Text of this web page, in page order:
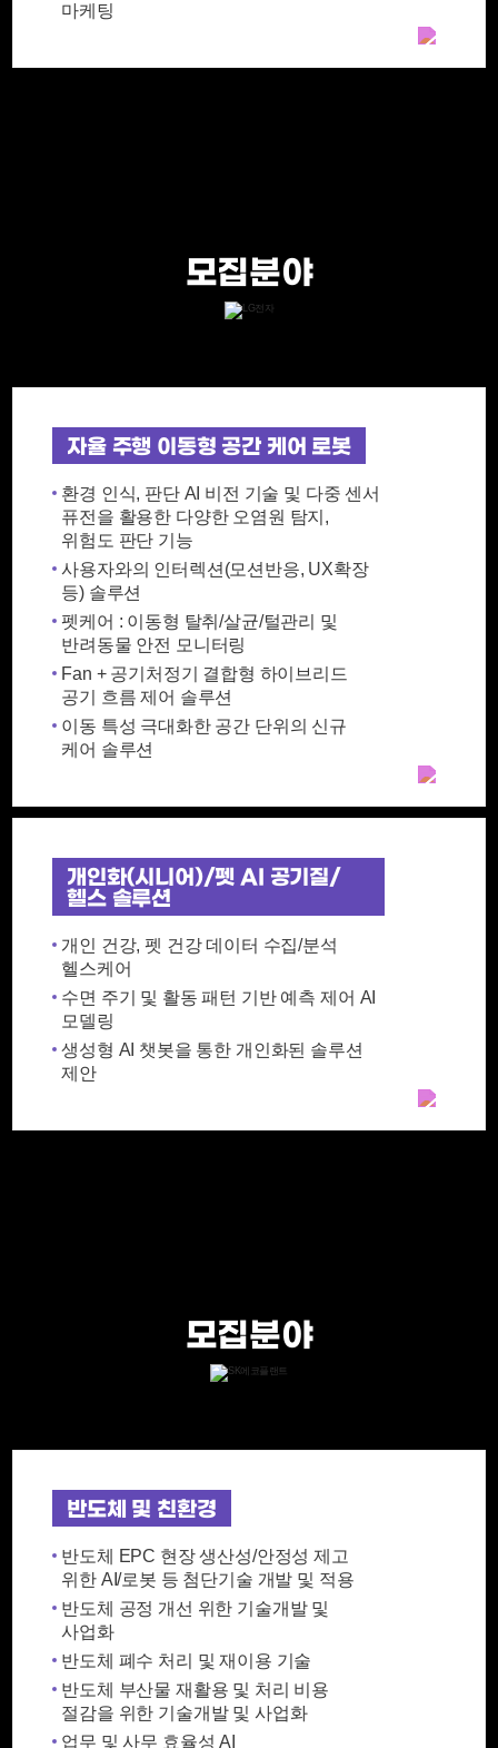
마케팅
모집분야
자율 주행 이동형 공간 케어 로봇
환경 인식, 판단 AI 비전 기술 및 다중 센서
퓨전을 활용한 다양한 오염원 탐지,
위험도 판단 기능
사용자와의 인터렉션(모션반응, UX확장
등) 솔루션
펫케어 : 이동형 탈취/살균/털관리 및
반려동물 안전 모니터링
Fan + 공기처정기 결합형 하이브리드
공기 흐름 제어 솔루션
이동 특성 극대화한 공간 단위의 신규
케어 솔루션
개인화(시니어)/펫 AI 공기질/
헬스 솔루션
개인 건강, 펫 건강 데이터 수집/분석
헬스케어
수면 주기 및 활동 패턴 기반 예측 제어 AI
모델링
생성형 AI 챗봇을 통한 개인화된 솔루션
제안
모집분야
반도체 및 친환경
반도체 EPC 현장 생산성/안정성 제고
위한 AI/로봇 등 첨단기술 개발 및 적용
반도체 공정 개선 위한 기술개발 및
사업화
반도체 폐수 처리 및 재이용 기술
반도체 부산물 재활용 및 처리 비용
절감을 위한 기술개발 및 사업화
업무 및 사무 효율성 AI